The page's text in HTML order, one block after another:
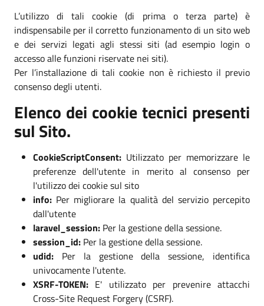
L’utilizzo di tali cookie (di prima o terza parte) è
indispensabile per il corretto funzionamento di un sito web
e dei servizi legati agli stessi siti (ad esempio login o
accesso alle funzioni riservate nei siti).
Per l’installazione di tali cookie non è richiesto il previo
consenso degli utenti.
Elenco dei cookie tecnici presenti
sul Sito.
CookieScriptConsent: Utilizzato per memorizzare le
preferenze dell'utente in merito al consenso per
l'utilizzo dei cookie sul sito
info: Per migliorare la qualità del servizio percepito
dall'utente
laravel_session: Per la gestione della sessione.
session_id: Per la gestione della sessione.
udid: Per la gestione della sessione, identifica
univocamente l'utente.
XSRF-TOKEN: E' utilizzato per prevenire attacchi
Cross-Site Request Forgery (CSRF).